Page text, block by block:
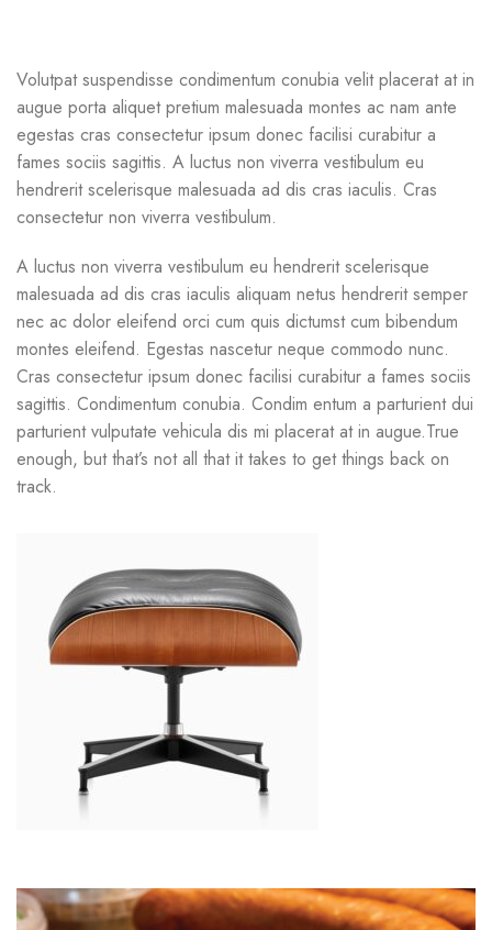
Volutpat suspendisse condimentum conubia velit placerat at in
augue porta aliquet pretium malesuada montes ac nam ante
egestas cras consectetur ipsum donec facilisi curabitur a
fames sociis sagittis. A luctus non viverra vestibulum eu
hendrerit scelerisque malesuada ad dis cras iaculis. Cras
consectetur non viverra vestibulum.
A luctus non viverra vestibulum eu hendrerit scelerisque
malesuada ad dis cras iaculis aliquam netus hendrerit semper
nec ac dolor eleifend orci cum quis dictumst cum bibendum
montes eleifend. Egestas nascetur neque commodo nunc.
Cras consectetur ipsum donec facilisi curabitur a fames sociis
sagittis. Condimentum conubia. Condim entum a parturient dui
parturient vulputate vehicula dis mi placerat at in augue.True
enough, but that’s not all that it takes to get things back on
track.